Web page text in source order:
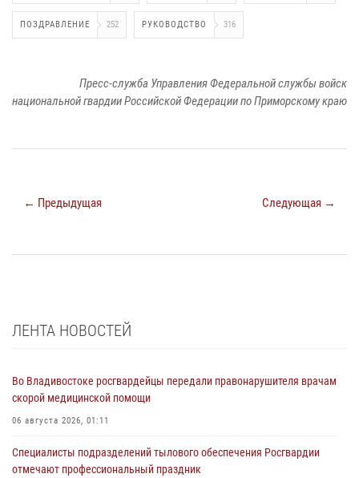
ПОЗДРАВЛЕНИЕ 252 РУКОВОДСТВО 316
Пресс-служба Управления Федеральной службы войск
национальной гвардии Российской Федерации по Приморскому краю
← Предыдущая Следующая →
ЛЕНТА НОВОСТЕЙ
Во Владивостоке росгвардейцы передали правонарушителя врачам
скорой медицинской помощи
06 августа 2026, 01:11
Специалисты подразделений тылового обеспечения Росгвардии
отмечают профессиональный праздник